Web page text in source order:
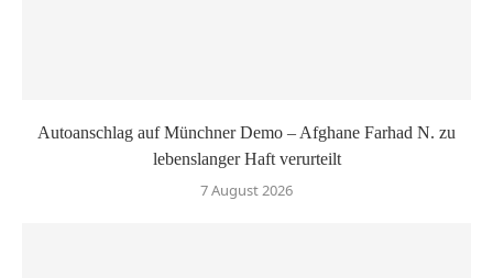
Autoanschlag auf Münchner Demo – Afghane Farhad N. zu
lebenslanger Haft verurteilt
7 August 2026